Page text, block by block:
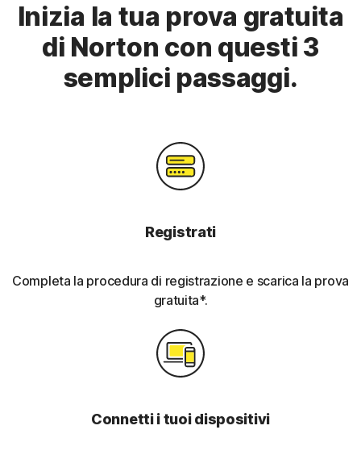
Inizia la tua prova gratuita
di Norton con questi 3
semplici passaggi.
Registrati
Completa la procedura di registrazione e scarica la prova
gratuita*.
Connetti i tuoi dispositivi